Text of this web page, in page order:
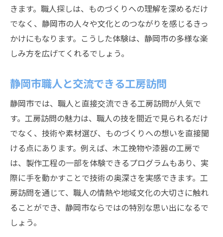
きます。職人探しは、ものづくりへの理解を深めるだけ
でなく、静岡市の人々や文化とのつながりを感じるきっ
かけにもなります。こうした体験は、静岡市の多様な楽
しみ方を広げてくれるでしょう。
静岡市職人と交流できる工房訪問
静岡市では、職人と直接交流できる工房訪問が人気で
す。工房訪問の魅力は、職人の技を間近で見られるだけ
でなく、技術や素材選び、ものづくりへの想いを直接聞
ける点にあります。例えば、木工挽物や漆器の工房で
は、製作工程の一部を体験できるプログラムもあり、実
際に手を動かすことで技術の奥深さを実感できます。工
房訪問を通じて、職人の情熱や地域文化の大切さに触れ
ることができ、静岡市ならではの特別な思い出になるで
しょう。